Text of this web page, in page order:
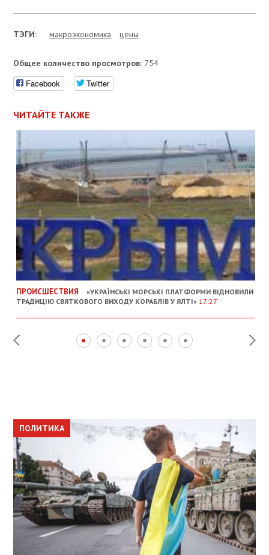
ТЭГИ: макроэкономика цены
Общее количество просмотров: 754
Facebook Twitter
ЧИТАЙТЕ ТАКЖЕ
ПРОИСШЕСТВИЯ
«УКРАЇНСЬКІ МОРСЬКІ ПЛАТФОРМИ ВІДНОВИЛИ
ТРАДИЦІЮ СВЯТКОВОГО ВИХОДУ КОРАБЛІВ У ЯЛТІ» 17:27
ПОЛИТИКА
ПОЛИТИКА
ОБЩЕСТВО
ПОЛИТИКА
ЭКОНОМИКА